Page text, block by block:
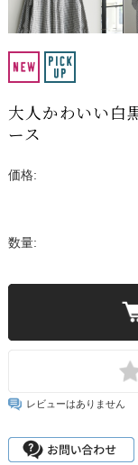
大人かわいい白
ース
価格:
数量:
レビューはありません